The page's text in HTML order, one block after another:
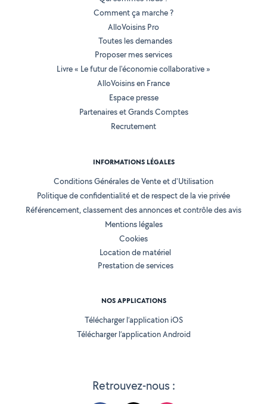
Retrouvez-nous :
Comment ça marche ?
AlloVoisins Pro
Toutes les demandes
Proposer mes services
Livre « Le futur de l'économie collaborative »
AlloVoisins en France
Espace presse
Partenaires et Grands Comptes
Recrutement
INFORMATIONS LÉGALES
Conditions Générales de Vente et d'Utilisation
Politique de confidentialité et de respect de la vie privée
Référencement, classement des annonces et contrôle des avis
Mentions légales
Cookies
Location de matériel
Prestation de services
NOS APPLICATIONS
Télécharger l’application iOS
Télécharger l’application Android